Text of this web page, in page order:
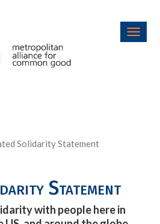
Solidarity Statement
Statement
with people here in